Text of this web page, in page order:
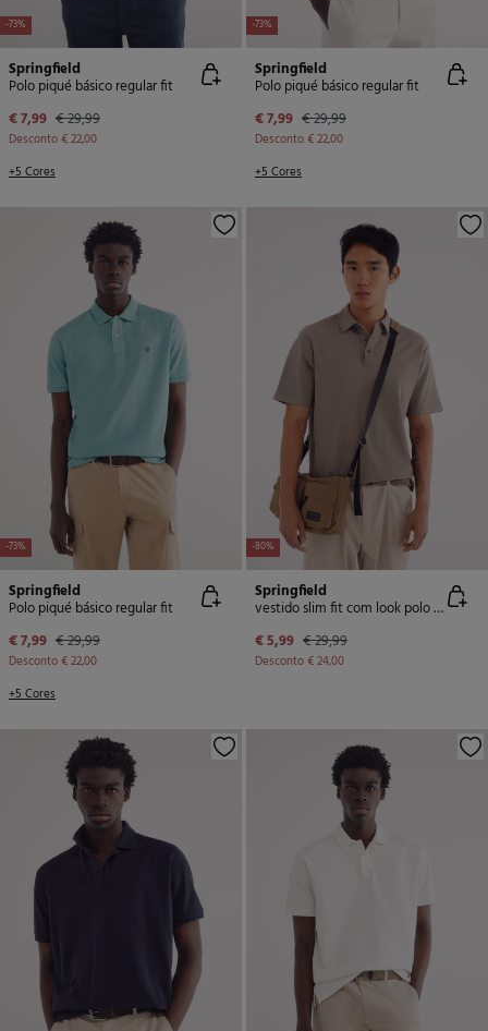
-73%
Springfield
Polo piqué básico regular fit
€ 7,99 € 29,99
Desconto€ 22,00
+5 Cores
-73%
Springfield
Polo piqué básico regular fit
€ 7,99 € 29,99
Desconto€ 22,00
+5 Cores
-73%
Springfield
Polo piqué básico regular fit
€ 7,99 € 29,99
Desconto€ 22,00
+5 Cores
-80%
Springfield
vestido slim fit com look polo piqué
€ 5,99 € 29,99
Desconto€ 24,00